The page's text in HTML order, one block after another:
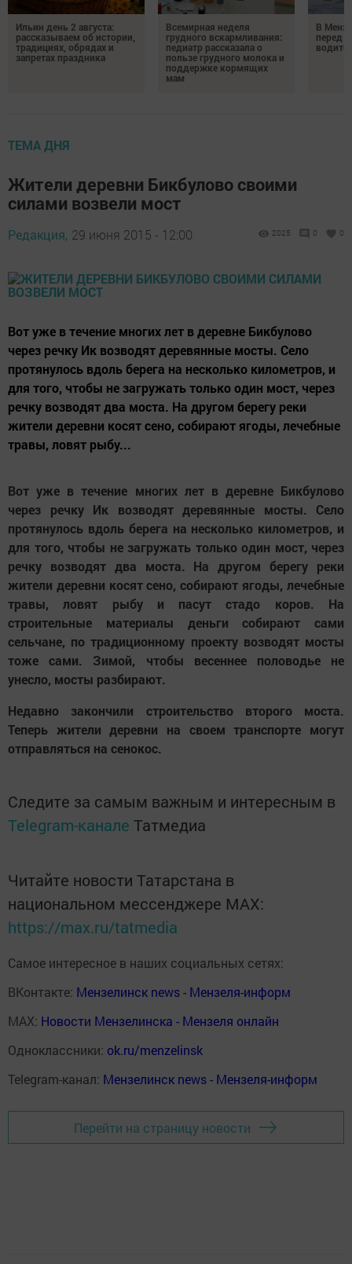
Ильин день 2 августа:
рассказываем об истории,
традициях, обрядах и
запретах праздника
Всемирная неделя
грудного вскармливания:
педиатр рассказала о
пользе грудного молока и
поддержке кормящих
мам
В
перед
ТЕМА ДНЯ
Жители деревни Бикбулово своими
силами возвели мост
Редакция, 29 июня 2015 - 12:00 2025 0 0
Вот уже в течение многих лет в деревне Бикбулово
через речку Ик возводят деревянные мосты. Село
протянулось вдоль берега на несколько километров, и
для того, чтобы не загружать только один мост, через
речку возводят два моста. На другом берегу реки
жители деревни косят сено, собирают ягоды, лечебные
травы, ловят рыбу...
Вот уже в течение многих лет в деревне Бикбулово
через речку Ик возводят деревянные мосты. Село
протянулось вдоль берега на несколько километров, и
для того, чтобы не загружать только один мост, через
речку возводят два моста. На другом берегу реки
жители деревни косят сено, собирают ягоды, лечебные
травы, ловят рыбу и пасут стадо коров. На
строительные материалы деньги собирают сами
сельчане, по традиционному проекту возводят мосты
тоже сами. Зимой, чтобы весеннее половодье не
унесло, мосты разбирают.
Недавно закончили строительство второго моста.
Теперь жители деревни на своем транспорте могут
отправляться на сенокос.
Следите за самым важным и интересным в
Telegram-канале Татмедиа
Читайте новости Татарстана в
национальном мессенджере MАХ:
https://max.ru/tatmedia
Самое интересное в наших социальных сетях:
ВКонтакте: Мензелинск news - Мензеля-информ
MAX: Новости Мензелинска - Мензеля онлайн
Одноклассники: ok.ru/menzelinsk
Telegram-канал: Мензелинск news - Мензеля-информ
Перейти на страницу новости